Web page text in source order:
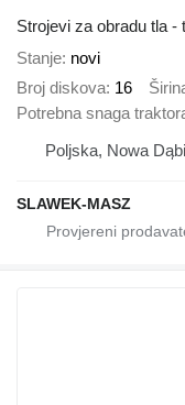
Strojevi za obradu tla -
Stanje novi
Broj diskova 16
Potrebna snaga
Poljska, Nowa
SLAWEK-MASZ